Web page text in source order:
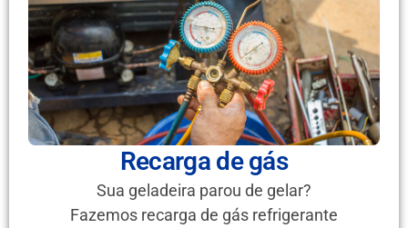
Recarga de gás
Sua geladeira parou de gelar?
Fazemos recarga de gás refrigerante